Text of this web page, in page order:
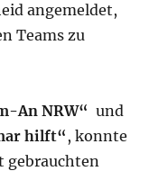
angemeldet,
Teams zu
An NRW“ und
hilft“, konnte
gebrauchten